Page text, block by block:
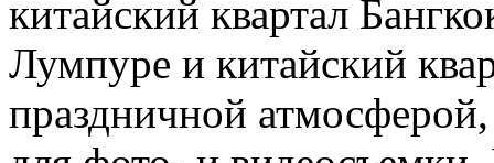
китайский квартал
Лумпуре и китайский
праздничной